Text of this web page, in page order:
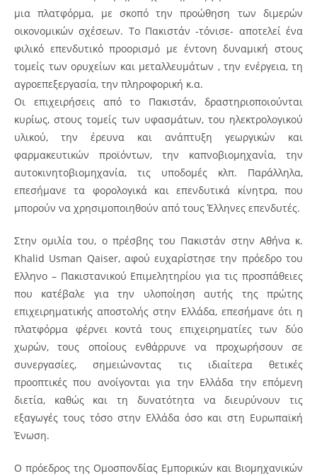
μια πλατφόρμα, με σκοπό την προώθηση των διμερών
οικονομικών σχέσεων. Το Πακιστάν -τόνισε- αποτελεί ένα
φιλικό επενδυτικό προορισμό με έντονη δυναμική στους
τομείς των ορυχείων και μεταλλευμάτων , την ενέργεια, τη
αγροεπεξεργασία, την πληροφορική κ.α.
Οι επιχειρήσεις από το Πακιστάν, δραστηριοποιούνται
κυρίως, στους τομείς των υφασμάτων, του ηλεκτρολογικού
υλικού, την έρευνα και ανάπτυξη γεωργικών και
φαρμακευτικών προϊόντων, την καπνοβιομηχανία, την
αυτοκινητοβιομηχανία, τις υποδομές κλπ. Παράλληλα,
επεσήμανε τα φορολογικά και επενδυτικά κίνητρα, που
μπορούν να χρησιμοποιηθούν από τους Έλληνες επενδυτές.
Στην ομιλία του, ο πρέσβης του Πακιστάν στην Αθήνα κ.
Khalid Usman Qaiser, αφού ευχαρίστησε την πρόεδρο του
Ελληνο – Πακιστανικού Επιμελητηρίου για τις προσπάθειες
που κατέβαλε για την υλοποίηση αυτής της πρώτης
επιχειρηματικής αποστολής στην Ελλάδα, επεσήμανε ότι η
πλατφόρμα φέρνει κοντά τους επιχειρηματίες των δύο
χωρών, τους οποίους ενθάρρυνε να προχωρήσουν σε
συνεργασίες, σημειώνοντας τις ιδιαίτερα θετικές
προοπτικές που ανοίγονται για την Ελλάδα την επόμενη
διετία, καθώς και τη δυνατότητα να διευρύνουν τις
εξαγωγές τους τόσο στην Ελλάδα όσο και στη Ευρωπαϊκή
Ένωση.
Ο πρόεδρος της Ομοσπονδίας Εμπορικών και Βιομηχανικών